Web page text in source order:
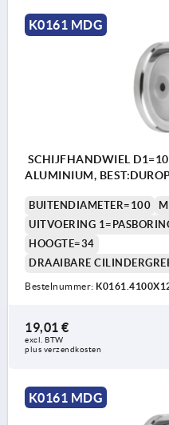
K0161 MDG
SCHIJFHANDWIEL
ALUMINIUM,
BUITENDIAMETER=100
UITVOERING
HOOGTE=34
DRAAIBARE
Bestelnummer:
19,01 €
excl. BTW
plus verzendkosten
K0161 MDG